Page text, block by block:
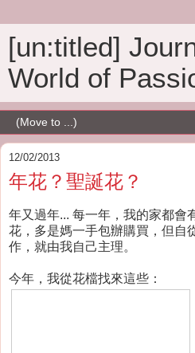
[un:titled]
World of
12/02/2013
年花？聖誕花？
年又過年... 每一年，我的家都會
花，多是媽一手包辦購買，但自
作，就由我自己主理。
今年，我從花檔找來這些：